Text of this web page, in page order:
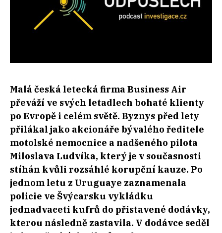
Malá česká letecká firma Business Air
převáží ve svých letadlech bohaté klienty
po Evropě i celém světě. Byznys před lety
přilákal jako akcionáře bývalého ředitele
motolské nemocnice a nadšeného pilota
Miloslava Ludvíka, který je v současnosti
stíhán kvůli rozsáhlé korupční kauze. Po
jednom letu z Uruguaye zaznamenala
policie ve Švýcarsku vykládku
jednadvaceti kufrů do přistavené dodávky,
kterou následně zastavila. V dodávce seděl